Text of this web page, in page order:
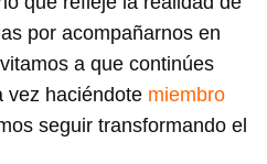
por acompañarnos en
a que continúes
vez haciéndote miembro
seguir transformando el